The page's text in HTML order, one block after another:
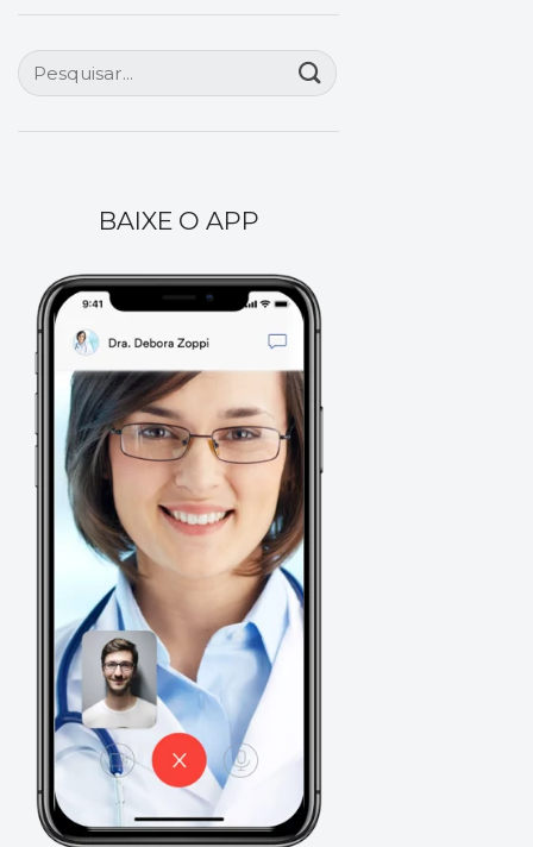
BAIXE O APP